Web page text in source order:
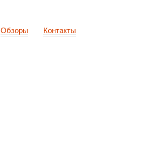
Обзоры Контакты